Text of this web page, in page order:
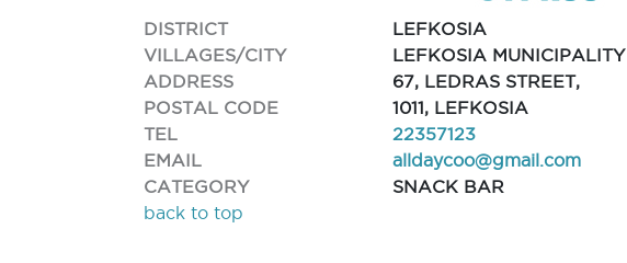
DISTRICT
LEFKOSIA
VILLAGES/CITY
LEFKOSIA MUNICIPALITY
ADDRESS
67, LEDRAS STREET,
POSTAL CODE
1011, LEFKOSIA
TEL
22357123
EMAIL
alldaycoo@gmail.com
CATEGORY
SNACK BAR
back to top